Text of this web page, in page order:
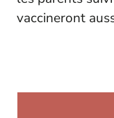
vaccineront